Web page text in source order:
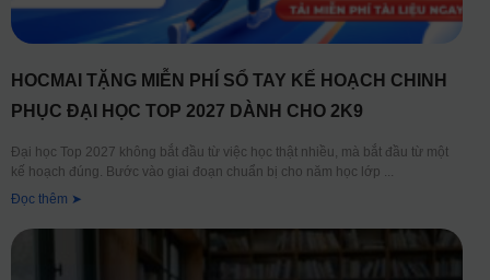
HOCMAI TẶNG MIỄN PHÍ SỔ TAY KẾ HOẠCH CHINH
PHỤC ĐẠI HỌC TOP 2027 DÀNH CHO 2K9
Đại học Top 2027 không bắt đầu từ việc học thật nhiều, mà bắt đầu từ một
kế hoạch đúng. Bước vào giai đoạn chuẩn bị cho năm học lớp
Đọc thêm ➤